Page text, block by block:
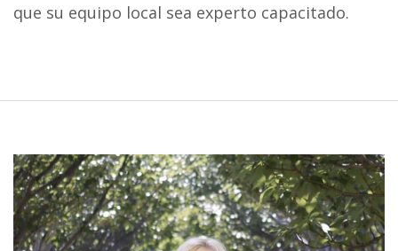
que su equipo local sea experto capacitado.